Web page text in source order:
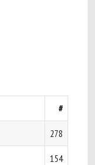
#
278
154